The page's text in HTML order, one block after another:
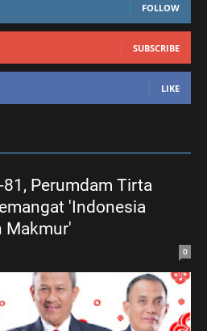
FOLLOW
SUBSCRIBE
LIKE
Perumdam Tirta
'Indonesia
Makmur'
0